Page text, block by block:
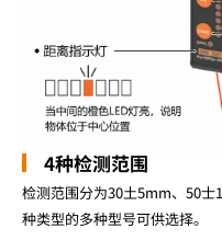
4种检测范围
检测范围分为30土5mm、50
种类型的多种型号可供选择。